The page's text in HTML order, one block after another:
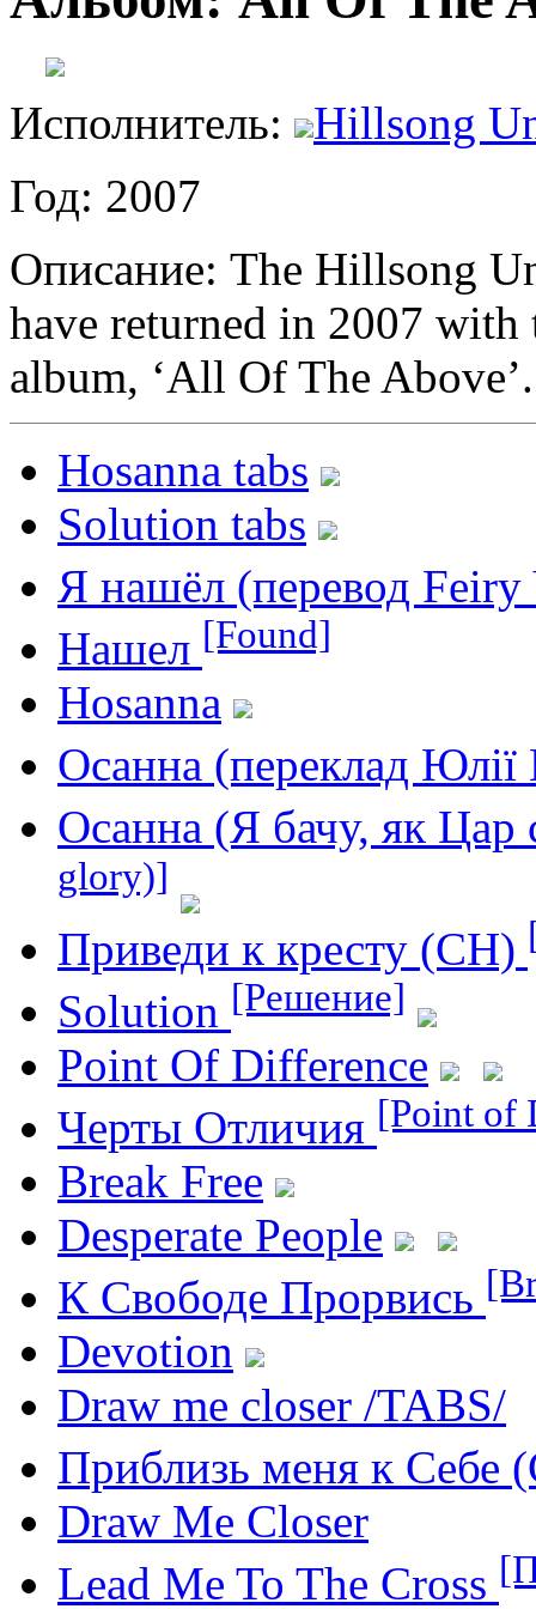
Исполнитель:
Hillsong
Год: 2007
Описание: The Hillsong
have returned in 2007 with
album, ‘All Of The Above’.
Hosanna tabs
Solution tabs
Я нашёл (перевод
Нашел [Found]
Hosanna
Осанна (переклад
Осанна (Я бачу, як Цар
glory)]
Приведи к кресту (СН)
Solution [Решение]
Point Of Difference
Черты Отличия [Point of
Break Free
Desperate People
К Свободе Прорвись
Devotion
Draw me closer /TABS/
Приблизь меня к Себе
Draw Me Closer
Lead Me To The Cross